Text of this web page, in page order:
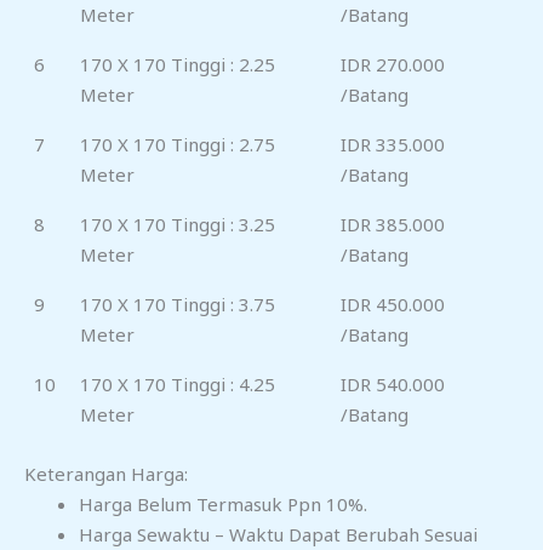
Meter
/Batang
6
170 X 170 Tinggi : 2.25
Meter
IDR 270.000
/Batang
7
170 X 170 Tinggi : 2.75
Meter
IDR 335.000
/Batang
8
170 X 170 Tinggi : 3.25
Meter
IDR 385.000
/Batang
9
170 X 170 Tinggi : 3.75
Meter
IDR 450.000
/Batang
10
170 X 170 Tinggi : 4.25
Meter
IDR 540.000
/Batang
Keterangan Harga:
Harga Belum Termasuk Ppn 10%.
Harga Sewaktu – Waktu Dapat Berubah Sesuai